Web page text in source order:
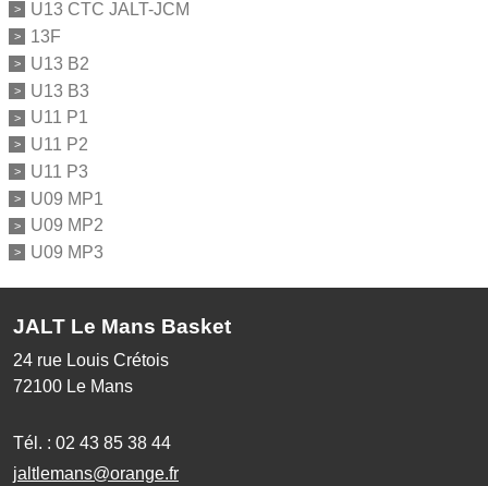
U13 CTC JALT-JCM
13F
U13 B2
U13 B3
U11 P1
U11 P2
U11 P3
U09 MP1
U09 MP2
U09 MP3
JALT Le Mans Basket
24 rue Louis Crétois
72100 Le Mans
Tél. : 02 43 85 38 44
jaltlemans@orange.fr